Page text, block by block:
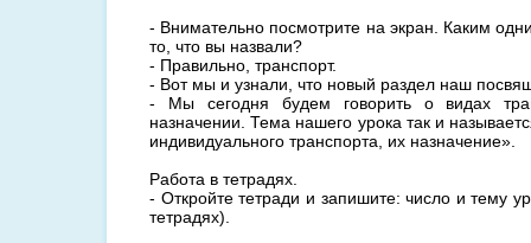
- Внимательно посмотрите на экран. Каким
то, что вы назвали?
- Правильно, транспорт.
- Вот мы и узнали, что новый раздел наш
- Мы сегодня будем говорить о видах
назначении. Тема нашего урока так и
индивидуального транспорта, их назначение».
Работа в тетрадях.
- Откройте тетради и запишите: число и тему
тетрадях).